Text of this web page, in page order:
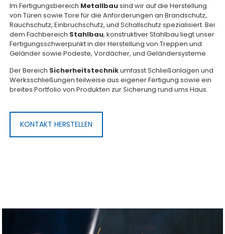
Im Fertigungsbereich Metallbausind wir auf die Herstellung
von Türen sowie Torefür die Anforderungen an Brandschutz,
Rauchschutz, Einbruchschutz, undSchallschutz spezialisiert. Bei
dem Fachbereich Stahlbau, konstruktiver Stahlbau liegt unser
Fertigungsschwerpunkt in der Herstellung von Treppen und
Geländer sowie Podeste, Vordächer, und Geländersysteme.
Der Bereich Sicherheitstechnikumfasst Schließanlagen und
Werksschließungen teilweise aus eigener Fertigung sowie ein
breites Portfolio von Produkten zur Sicherung rund ums Haus.
KONTAKT HERSTELLEN